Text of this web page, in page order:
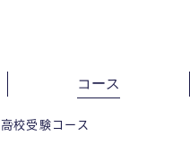
コース
高校受験コース